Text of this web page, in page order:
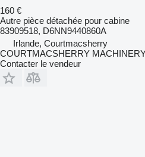
160 €
Autre pièce détachée pour cabine
83909518, D6NN9440860A
Irlande, Courtmacsherry
COURTMACSHERRY
Contacter le vendeur